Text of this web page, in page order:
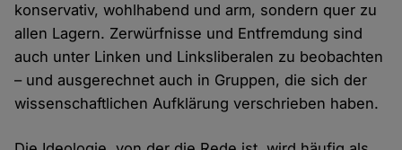
konservativ, wohlhabend und arm, sondern quer zu
allen Lagern. Zerwürfnisse und Entfremdung sind
auch unter Linken und Linksliberalen zu beobachten
– und ausgerechnet auch in Gruppen, die sich der
wissenschaftlichen Aufklärung verschrieben haben.